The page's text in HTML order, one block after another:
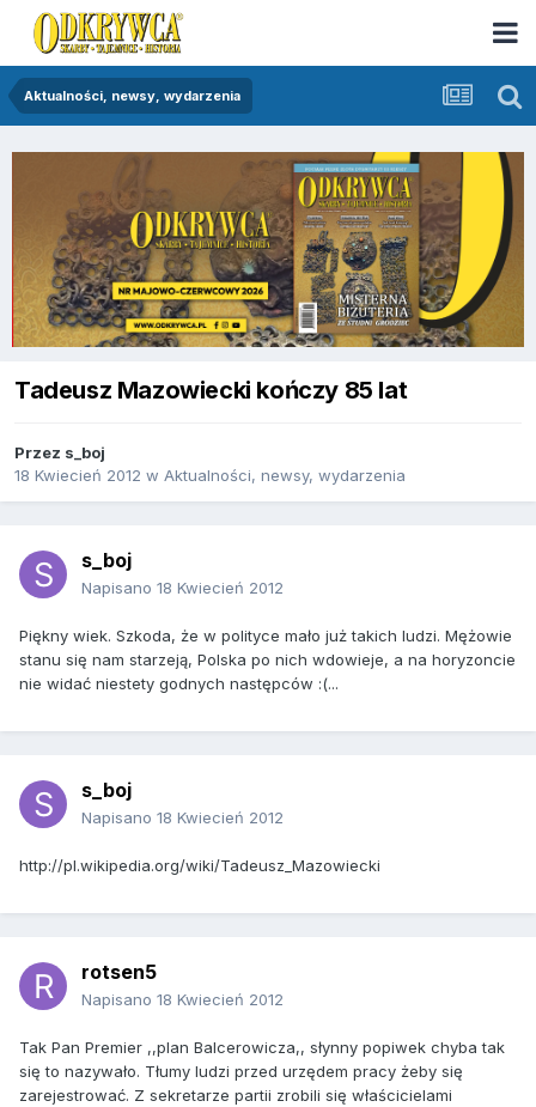
Aktualności, newsy, wydarzenia
Tadeusz Mazowiecki kończy 85 lat
Przez s_boj
18 Kwiecień 2012 w Aktualności, newsy, wydarzenia
s_boj
Napisano 18 Kwiecień 2012
Piękny wiek. Szkoda, że w polityce mało już takich ludzi. Mężowie
stanu się nam starzeją, Polska po nich wdowieje, a na horyzoncie
nie widać niestety godnych następców :(...
s_boj
Napisano 18 Kwiecień 2012
http://pl.wikipedia.org/wiki/Tadeusz_Mazowiecki
rotsen5
Napisano 18 Kwiecień 2012
Tak Pan Premier ,,plan Balcerowicza,, słynny popiwek chyba tak
się to nazywało. Tłumy ludzi przed urzędem pracy żeby się
zarejestrować. Z sekretarze partii zrobili się właścicielami